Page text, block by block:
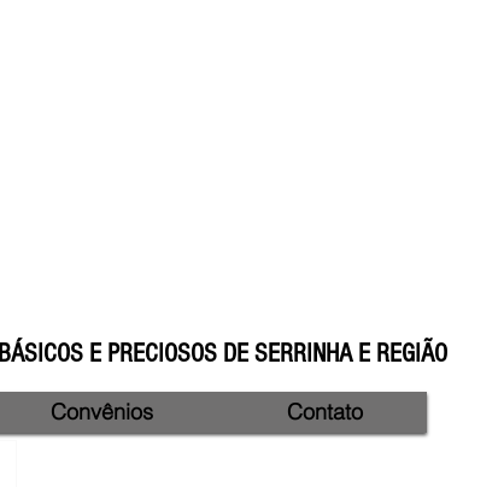
E PRECIOSOS DE SERRINHA E REGIÃO
Convênios Contato